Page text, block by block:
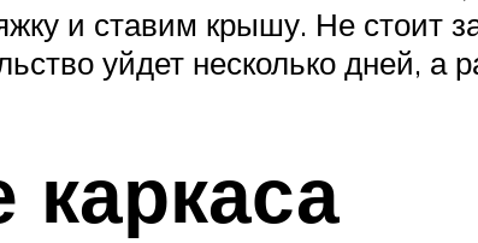
и ставим крышу. Не стоит
уйдет несколько дней, а
каркаса